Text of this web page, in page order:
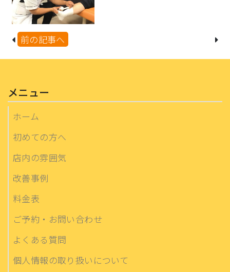
前の記事へ
メニュー
ホーム
初めての方へ
店内の雰囲気
改善事例
料金表
ご予約・お問い合わせ
よくある質問
個人情報の取り扱いについて